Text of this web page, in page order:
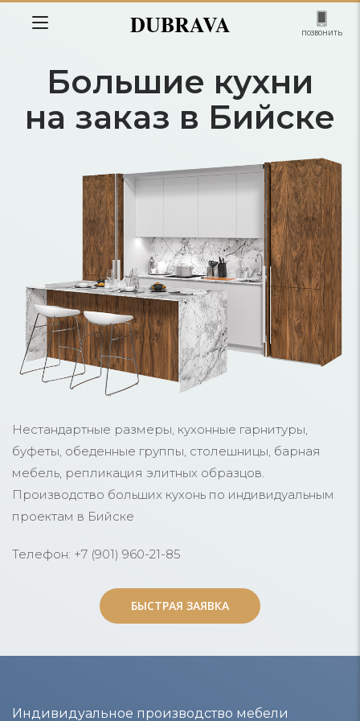
DUBRAVA позвонить
Большие кухни
на заказ в Бийске
Нестандартные размеры, кухонные гарнитуры,
буфеты, обеденные группы, столешницы, барная
мебель, репликация элитных образцов.
Производство больших кухонь по индивидуальным
проектам в Бийске
Телефон: +7 (901) 960-21-85
БЫСТРАЯ ЗАЯВКА
БЫСТРАЯ ЗАЯВКА
Индивидуальное производство мебели